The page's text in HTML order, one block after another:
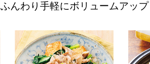
ふんわり手軽にボリュームアップ